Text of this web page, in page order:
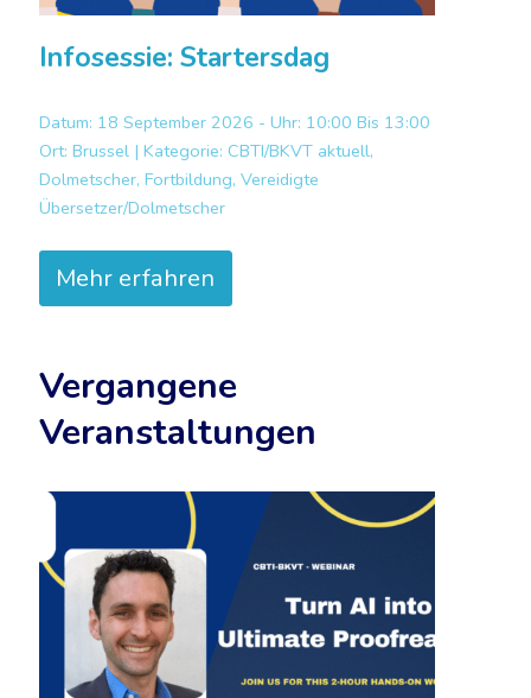
Infosessie: Startersdag
Datum: 18 September 2026 - Uhr: 10:00 Bis 13:00
Ort: Brussel | Kategorie: CBTI/BKVT aktuell,
Dolmetscher, Fortbildung, Vereidigte
Übersetzer/Dolmetscher
Mehr erfahren
Vergangene
Veranstaltungen